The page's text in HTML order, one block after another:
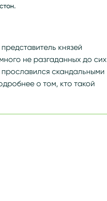
князей
не разгаданных до сих
скандальными
о том, кто такой